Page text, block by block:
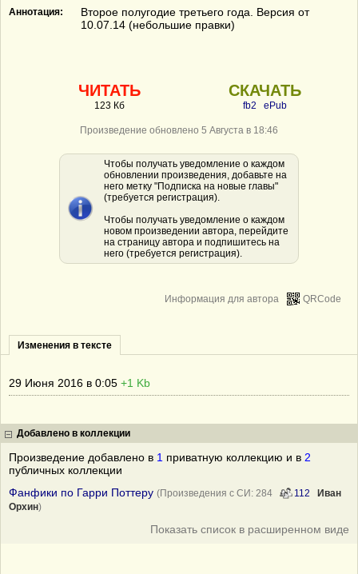
Аннотация:
Второе полугодие третьего года. Версия от
10.07.14 (небольшие правки)
ЧИТАТЬ
123 Кб
СКАЧАТЬ
fb2 ePub
Произведение обновлено 5 Августа в 18:46
Чтобы получать уведомление о каждом
обновлении произведения, добавьте на
него метку "Подписка на новые главы"
(требуется регистрация).
Чтобы получать уведомление о каждом
новом произведении автора, перейдите
на страницу автора и подпишитесь на
него (требуется регистрация).
QRCode
Информация для автора
Изменения в тексте
29 Июня 2016 в 0:05 +1 Kb
Добавлено в коллекции
Произведение добавлено в 1 приватную коллекцию и в 2
публичных коллекции
Фанфики по Гарри Поттеру (Произведения с СИ: 284 112
Иван
Орхин)
Показать список в расширенном виде